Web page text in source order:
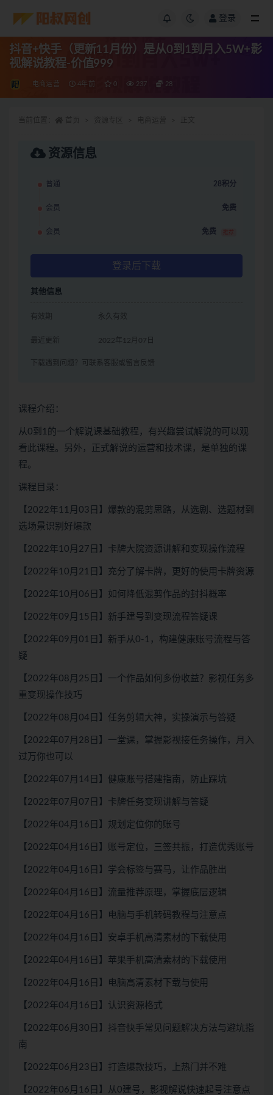
登录
抖音+快手（更新11月份）是从0到1到月入5W+影
视解说教程-价值999
电商运营 4年前 0 237 28
资源信息
普通 28积分
会员 免费
会员 免费 推荐
登录后下载
其他信息
有效期 永久有效
最近更新 2022年12月07日
下载遇到问题？可联系客服或留言反馈
课程介绍：
从0到1的一个解说课基础教程，有兴趣尝试解说的可以观
看此课程。另外，正式解说的运营和技术课，是单独的课
程。
课程目录：
【2022年11月03日】爆款的混剪思路，从选剧、选题材到
选场景识别好爆款
【2022年10月27日】卡牌大院资源讲解和变现操作流程
【2022年10月21日】充分了解卡牌，更好的使用卡牌资源
【2022年10月06日】如何降低混剪作品的封抖概率
【2022年09月15日】新手建号到变现流程答疑课
【2022年09月01日】新手从0-1，构建健康账号流程与答
疑
【2022年08月25日】一个作品如何多份收益？影视任务多
重变现操作技巧
【2022年08月04日】任务剪辑大神，实操演示与答疑
【2022年07月28日】一堂课，掌握影视接任务操作，月入
过万你也可以
【2022年07月14日】健康账号搭建指南，防止踩坑
【2022年07月07日】卡牌任务变现讲解与答疑
【2022年04月16日】规划定位你的账号
【2022年04月16日】账号定位，三签共振，打造优秀账号
【2022年04月16日】学会标签与赛马，让作品胜出
【2022年04月16日】流量推荐原理，掌握底层逻辑
【2022年04月16日】电脑与手机转码教程与注意点
【2022年04月16日】安卓手机高清素材的下载使用
【2022年04月16日】苹果手机高清素材的下载使用
【2022年04月16日】电脑高清素材下载与使用
【2022年04月16日】认识资源格式
【2022年06月30日】抖音快手常见问题解决方法与避坑指
南
【2022年06月23日】打造爆款技巧，上热门并不难
【2022年06月16日】从0建号，影视解说快速起号注意点